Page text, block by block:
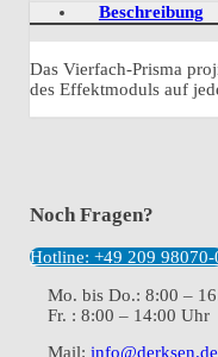
Beschreibung
Das Vierfach-Prisma
des Effektmoduls auf
Noch Fragen?
Hotline: +49 209 98070-
Mo. bis Do.: 8:00 –
Fr. : 8:00 – 14:00 Uhr
Mail:info@derksen.de